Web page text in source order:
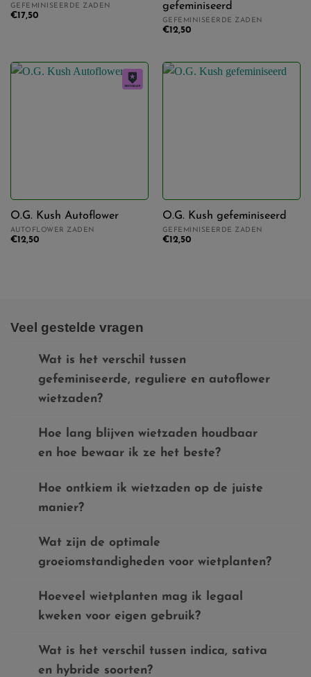
GEFEMINISEERDE ZADEN
€17,50
GEFEMINISEERDE ZADEN
gefeminiseerd
€12,50
AUTOFLOWER ZADEN
O.G. Kush Autoflower
€12,50
GEFEMINISEERDE ZADEN
O.G. Kush gefeminiseerd
€12,50
Veel gestelde vragen
Wat is het verschil tussen
gefeminiseerde, reguliere en autoflower
wietzaden?
Hoe lang blijven wietzaden houdbaar
en hoe bewaar ik ze het beste?
Hoe ontkiem ik wietzaden op de juiste
manier?
Wat zijn de optimale
groeiomstandigheden voor wietplanten?
Hoeveel wietplanten mag ik legaal
kweken voor eigen gebruik?
Wat is het verschil tussen indica, sativa
en hybride soorten?